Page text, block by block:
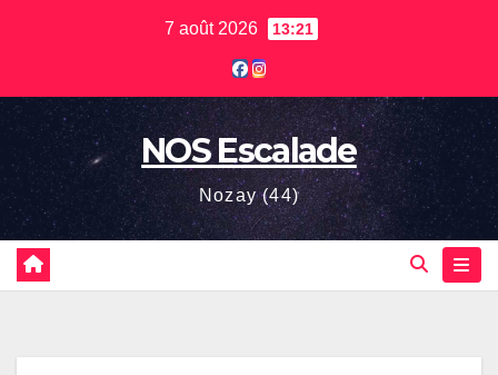
7 août 2026 13:21
NOS Escalade
Nozay (44)